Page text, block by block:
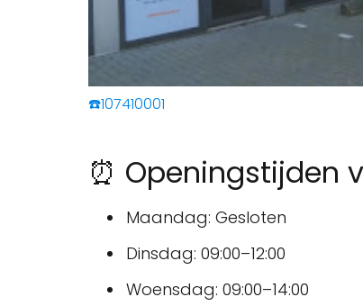
☎️107410001
⏰ Openingstijden
Maandag: Gesloten
Dinsdag: 09:00–12:00
Woensdag: 09:00–14:00